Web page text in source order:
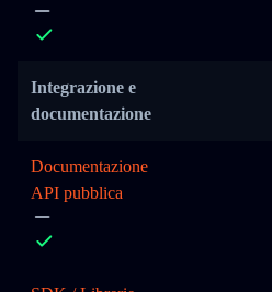
Integrazione e
documentazione
Documentazione
API pubblica